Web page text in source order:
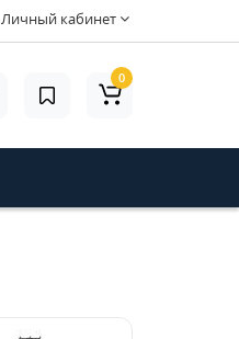
Личный кабинет
0